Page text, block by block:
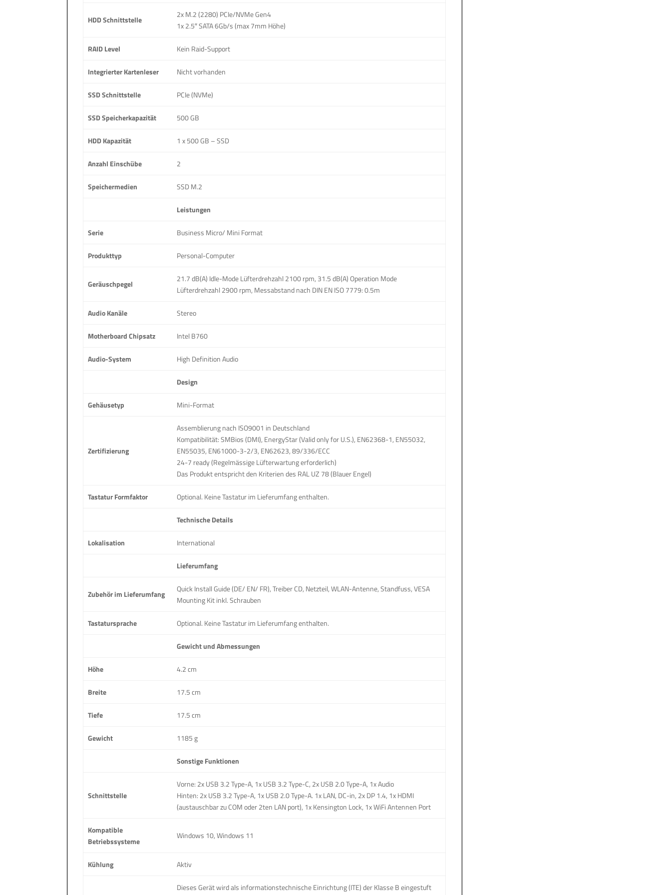
HDD Schnittstelle
2x M.2 (2280) PCIe/NVMe Gen4
1x 2.5″ SATA 6Gb/s (max 7mm Höhe)
RAID Level Kein Raid-Support
Integrierter Kartenleser Nicht vorhanden
SSD Schnittstelle PCIe (NVMe)
SSD Speicherkapazität 500 GB
HDD Kapazität 1 x 500 GB – SSD
Anzahl Einschübe 2
Speichermedien SSD M.2
Leistungen
Serie Business Micro/ Mini Format
Produkttyp Personal-Computer
Geräuschpegel
21.7 dB(A) Idle-Mode Lüfterdrehzahl 2100 rpm, 31.5 dB(A) Operation Mode
Lüfterdrehzahl 2900 rpm, Messabstand nach DIN EN ISO 7779: 0.5m
Audio Kanäle Stereo
Motherboard Chipsatz Intel B760
Audio-System High Definition Audio
Design
Gehäusetyp Mini-Format
Zertifizierung
Assemblierung nach ISO9001 in Deutschland
Kompatibilität: SMBios (DMI), EnergyStar (Valid only for U.S.), EN62368-1, EN55032,
EN55035, EN61000-3-2/3, EN62623, 89/336/ECC
24-7 ready (Regelmässige Lüfterwartung erforderlich)
Das Produkt entspricht den Kriterien des RAL UZ 78 (Blauer Engel)
Tastatur Formfaktor Optional. Keine Tastatur im Lieferumfang enthalten.
Technische Details
Lokalisation International
Lieferumfang
Zubehör im Lieferumfang
Quick Install Guide (DE/ EN/ FR), Treiber CD, Netzteil, WLAN-Antenne, Standfuss, VESA
Mounting Kit inkl. Schrauben
Tastatursprache Optional. Keine Tastatur im Lieferumfang enthalten.
Gewicht und Abmessungen
Höhe 4.2 cm
Breite 17.5 cm
Tiefe 17.5 cm
Gewicht 1185 g
Sonstige Funktionen
Schnittstelle
Vorne: 2x USB 3.2 Type-A, 1x USB 3.2 Type-C, 2x USB 2.0 Type-A, 1x Audio
Hinten: 2x USB 3.2 Type-A, 1x USB 2.0 Type-A. 1x LAN, DC-in, 2x DP 1.4, 1x HDMI
(austauschbar zu COM oder 2ten LAN port), 1x Kensington Lock, 1x WiFi Antennen Port
Kompatible
Betriebssysteme
Windows 10, Windows 11
Kühlung Aktiv
Dieses Gerät wird als informationstechnische Einrichtung (ITE) der Klasse B eingestuft